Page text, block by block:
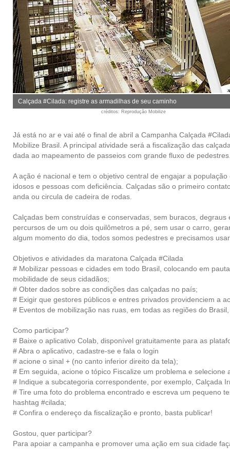
Calçada #Cilada: registre as armadilhas de seu caminho
créditos: Reprodução Mobilize
Já está no ar e vai até o final de abril a Campanha Calçada
Mobilize Brasil . A principal atividade será a fiscalização das
dada ao mapeamento de passeios com grande fluxo de
A ação é nacional e tem o objetivo central de engajar a
idosos e pessoas com deficiência. Calçadas são o primeiro
anda ou circula de cadeira de rodas.
Calçadas bem construídas e conservadas, sem buracos,
percursos de um ou dois quilômetros a pé, sem usar o carro,
algum momento do dia, todos somos pedestres e precisamos
Objetivos e atividades da maratona Calçada #Cilada
# Mobilizar pessoas e cidades em todo Brasil, colocando em
mobilidade de seus cidadãos;
# Obter dados sobre as condições das calçadas no país;
# Exigir que gestores públicos e entres privados providenciem a
# Eventos de mobilização nas ruas, em todas as regiões do
Como participar?
# Baixe o aplicativo Colab , disponível gratuitamente para as
#Abra o aplicativo, cadastre-se e fala o login
# acione o sinal + (no canto inferior direito da tela);
# Em seguida, acione o tópico Fiscalize um problema e selecione
# Indique a subcategoria correspondente, por exemplo, Calçada
# Tire uma foto do problema encontrado e escreva um pequeno
hashtag #cilada;
# Confira o endereço da fiscalização e pronto, basta publicar!
Gostou, quer participar?
Para apoiar a campanha e promover uma ação em sua cidade